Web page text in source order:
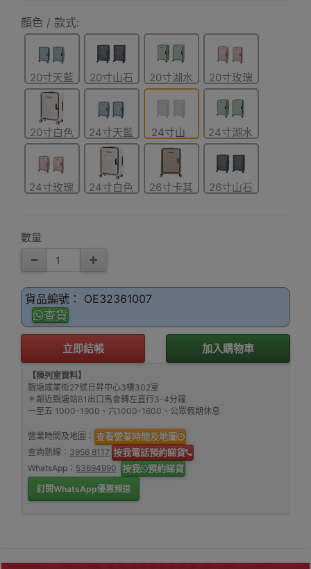
顏色 / 款式:
20寸天藍
色
20寸山石
灰色
20寸湖水
綠色
20寸玫瑰
粉色
20寸白色
24寸天藍
色
24寸山
石灰色
24寸湖水
綠色
24寸玫瑰
24寸白色
26寸卡其
26寸山石
數量
貨品編號： OE32361007
查貨
立即結帳 加入購物車
【陳列室資料】
觀塘成業街27號日昇中心3樓302室
＊鄰近觀塘站B1出口馬會轉左直行3-4分鐘
一至五 1000-1900、六1000-1600、公眾假期休息
營業時間及地圖： 查看營業時間及地圖
查詢熱線： 3956 8117 按我電話預約睇貨
WhatsApp： 53694990 按我 預約睇貨
訂閱WhatsApp優惠頻道